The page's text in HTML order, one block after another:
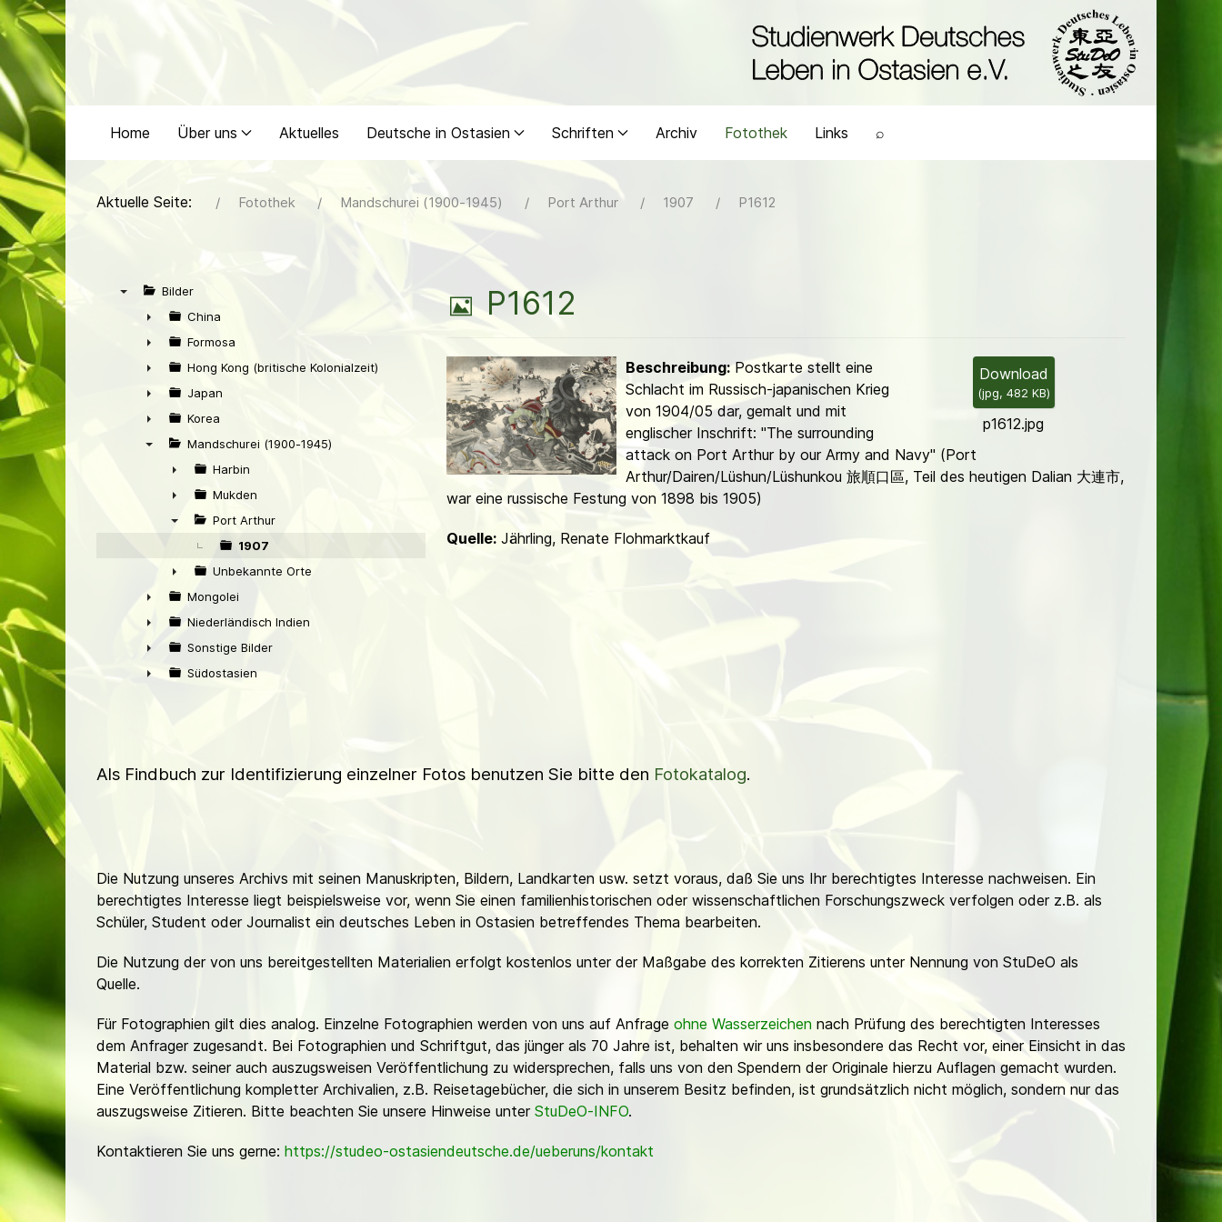
Home Über uns Aktuelles Deutsche in Ostasien Schriften Archiv Fotothek Links ⌕
Aktuelle Seite: Fotothek Mandschurei (1900-1945) Port Arthur 1907 P1612
Bilder
►
China
►
Formosa
►
Hong Kong (britische Kolonialzeit)
►
Japan
►
Korea
Mandschurei (1900-1945)
►
Harbin
►
Mukden
Port Arthur
1907
►
Unbekannte Orte
►
Mongolei
►
Niederländisch Indien
►
Sonstige Bilder
Südostasien
B
l
d
P1612
Download
(jpg, 482 KB)
p1612.jpg
Beschreibung:Postkarte stellt eine
Schlacht im Russisch-japanischen Krieg
von 1904/05 dar, gemalt und mit
englischer In­schrift: "The surrounding
attack on Port Arthur by our Army and Navy" (Port
Arthur/Dairen/Lüshun/Lüshunkou 旅順口區, Teil des heutigen Dalian 大連市,
war eine russische Festung von 1898 bis 1905)
Quelle:Jährling, Renate Flohmarktkauf
Als Findbuch zur Identifizierung einzelner Fotos benutzen Sie bitte den Fotokatalog.
Die Nutzung unseres Archivs mit seinen Manuskripten, Bildern, Landkarten usw. setzt voraus, daß Sie uns Ihr berechtigtes Interesse nachweisen. Ein
berechtigtes Interesse liegt beispielsweise vor, wenn Sie einen familienhistorischen oder wissenschaftlichen Forschungszweck verfolgen oder z.B. als
Schüler, Student oder Journalist ein deutsches Leben in Ostasien betreffendes Thema bearbeiten.
Die Nutzung der von uns bereitgestellten Materialien erfolgt kostenlos unter der Maßgabe des korrekten Zitierens unter Nennung von StuDeO als
Quelle.
Für Fotographien gilt dies analog. Einzelne Fotographien werden von uns auf Anfrage ohne Wasserzeichen nach Prüfung des berechtigten Interesses
dem Anfrager zugesandt. Bei Fotographien und Schriftgut, das jünger als 70 Jahre ist, behalten wir uns insbesondere das Recht vor, einer Einsicht in das
Material bzw. seiner auch auszugsweisen Veröffentlichung zu widersprechen, falls uns von den Spendern der Originale hierzu Auflagen gemacht wurden.
Eine Veröffentlichung kompletter Archivalien, z.B. Reisetagebücher, die sich in unserem Besitz befinden, ist grundsätzlich nicht möglich, sondern nur das
auszugsweise Zitieren. Bitte beachten Sie unsere Hinweise unter StuDeO-INFO.
Kontaktieren Sie uns gerne: https://studeo-ostasiendeutsche.de/ueberuns/kontakt